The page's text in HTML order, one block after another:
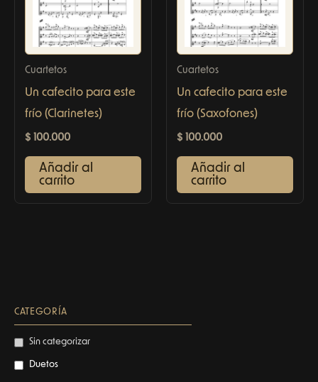
CATEGORÍA
Sin categorizar
Duetos
Cuartetos
Un cafecito para este
frío (Clarinetes)
$ 100.000
Añadir al
carrito
Cuartetos
Un cafecito para este
frío (Saxofones)
$ 100.000
Añadir al
carrito